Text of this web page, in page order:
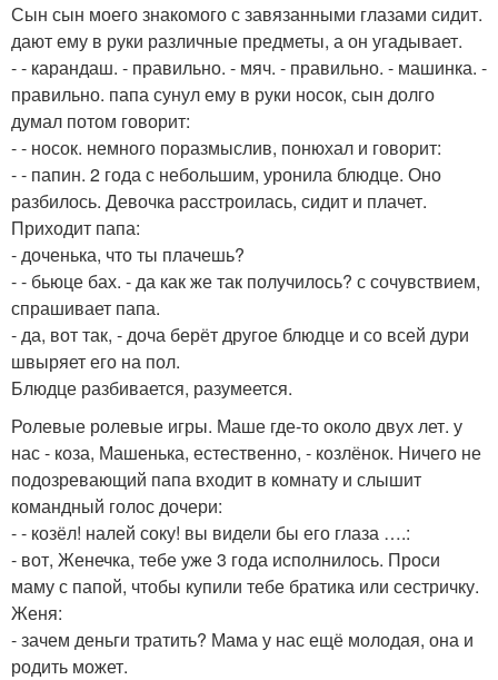
Сын сын моего знакомого с завязанными глазами сидит.
дают ему в руки различные предметы, а он угадывает.
- - карандаш. - правильно. - мяч. - правильно. - машинка. -
правильно. папа сунул ему в руки носок, сын долго
думал потом говорит:
- - носок. немного поразмыслив, понюхал и говорит:
- - папин. 2 года с небольшим, уронила блюдце. Оно
разбилось. Девочка расстроилась, сидит и плачет.
Приходит папа:
- доченька, что ты плачешь?
- - бьюце бах. - да как же так получилось? с сочувствием,
спрашивает папа.
- да, вот так, - доча берёт другое блюдце и со всей дури
швыряет его на пол.
Блюдце разбивается, разумеется.
Ролевые ролевые игры. Маше где-то около двух лет. у
нас - коза, Машенька, естественно, - козлёнок. Ничего не
подозревающий папа входит в комнату и слышит
командный голос дочери:
- - козёл! налей соку! вы видели бы его глаза ….:
- вот, Женечка, тебе уже 3 года исполнилось. Проси
маму с папой, чтобы купили тебе братика или сестричку.
Женя:
- зачем деньги тратить? Мама у нас ещё молодая, она и
родить может.